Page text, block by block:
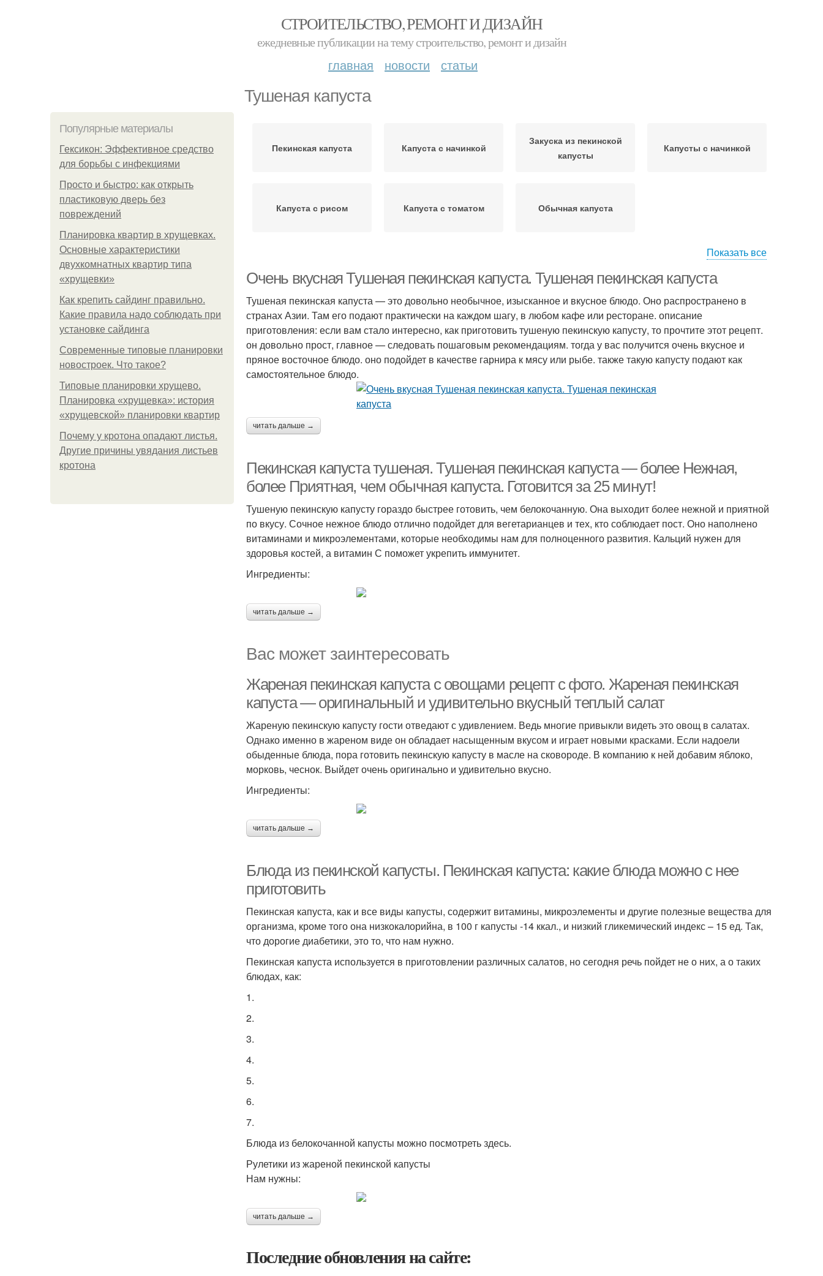
СТРОИТЕЛЬСТВО, РЕМОНТ И ДИЗАЙН
ежедневные публикации на тему строительство, ремонт и дизайн
главная новости статьи
Тушеная капуста
Популярные материалы
Гексикон: Эффективное средство
для борьбы с инфекциями
Просто и быстро: как открыть
пластиковую дверь без
повреждений
Планировка квартир в хрущевках.
Основные характеристики
двухкомнатных квартир типа
«хрущевки»
Как крепить сайдинг правильно.
Какие правила надо соблюдать при
установке сайдинга
Современные типовые планировки
новостроек. Что такое?
Типовые планировки хрущево.
Планировка «хрущевка»: история
«хрущевской» планировки квартир
Почему у кротона опадают листья.
Другие причины увядания листьев
кротона
Пекинская капуста Капуста с начинкой
Закуска из пекинской
капусты
Капусты с начинкой
Капуста с рисом Капуста с томатом Обычная капуста
Показать все
Очень вкусная Тушеная пекинская капуста. Тушеная пекинская капуста
Тушеная пекинская капуста — это довольно необычное, изысканное и вкусное блюдо. Оно распространено в
странах Азии. Там его подают практически на каждом шагу, в любом кафе или ресторане. описание
приготовления: если вам стало интересно, как приготовить тушеную пекинскую капусту, то прочтите этот рецепт.
он довольно прост, главное — следовать пошаговым рекомендациям. тогда у вас получится очень вкусное и
пряное восточное блюдо. оно подойдет в качестве гарнира к мясу или рыбе. также такую капусту подают как
самостоятельное блюдо.
читать дальше →
Пекинская капуста тушеная. Тушеная пекинская капуста — более Нежная,
более Приятная, чем обычная капуста. Готовится за 25 минут!
Тушеную пекинскую капусту гораздо быстрее готовить, чем белокочанную. Она выходит более нежной и приятной
по вкусу. Сочное нежное блюдо отлично подойдет для вегетарианцев и тех, кто соблюдает пост. Оно наполнено
витаминами и микроэлементами, которые необходимы нам для полноценного развития. Кальций нужен для
здоровья костей, а витамин С поможет укрепить иммунитет.
Ингредиенты:
читать дальше →
Вас может заинтересовать
Жареная пекинская капуста с овощами рецепт с фото. Жареная пекинская
капуста — оригинальный и удивительно вкусный теплый салат
Жареную пекинскую капусту гости отведают с удивлением. Ведь многие привыкли видеть это овощ в салатах.
Однако именно в жареном виде он обладает насыщенным вкусом и играет новыми красками. Если надоели
обыденные блюда, пора готовить пекинскую капусту в масле на сковороде. В компанию к ней добавим яблоко,
морковь, чеснок. Выйдет очень оригинально и удивительно вкусно.
Ингредиенты:
читать дальше →
Блюда из пекинской капусты. Пекинская капуста: какие блюда можно с нее
приготовить
Пекинская капуста, как и все виды капусты, содержит витамины, микроэлементы и другие полезные вещества для
организма, кроме того она низкокалорийна, в 100 г капусты -14 ккал., и низкий гликемический индекс – 15 ед. Так,
что дорогие диабетики, это то, что нам нужно.
Пекинская капуста используется в приготовлении различных салатов, но сегодня речь пойдет не о них, а о таких
блюдах, как:
1.
2.
3.
4.
5.
6.
7.
Блюда из белокочанной капусты можно посмотреть здесь.
Рулетики из жареной пекинской капусты
Нам нужны:
читать дальше →
Последние обновления на сайте: